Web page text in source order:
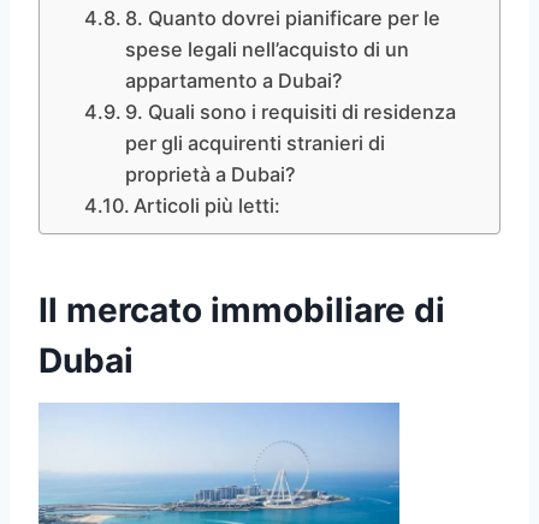
8. Quanto dovrei pianificare per le
spese legali nell’acquisto di un
appartamento a Dubai?
9. Quali sono i requisiti di residenza
per gli acquirenti stranieri di
proprietà a Dubai?
Articoli più letti:
Il mercato immobiliare di
Dubai